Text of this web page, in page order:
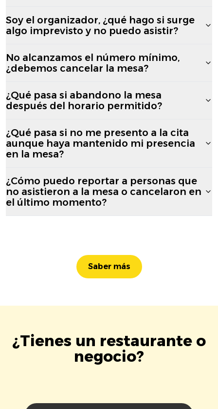
Soy el organizador, ¿qué hago si surge
algo imprevisto y no puedo asistir?
No alcanzamos el número mínimo,
¿debemos cancelar la mesa?
¿Qué pasa si abandono la mesa
después del horario permitido?
¿Qué pasa si no me presento a la cita
aunque haya mantenido mi presencia
en la mesa?
¿Cómo puedo reportar a personas que
no asistieron a la mesa o cancelaron en
el último momento?
Saber más
¿Tienes un restaurante o
negocio?